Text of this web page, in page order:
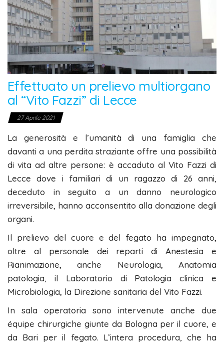
Effettuato un prelievo multiorgano
al “Vito Fazzi” di Lecce
27 Aprile 2021
La generosità e l’umanità di una famiglia che
davanti a una perdita straziante offre una possibilità
di vita ad altre persone: è accaduto al Vito Fazzi di
Lecce dove i familiari di un ragazzo di 26 anni,
deceduto in seguito a un danno neurologico
irreversibile, hanno acconsentito alla donazione degli
organi.
Il prelievo del cuore e del fegato ha impegnato,
oltre al personale dei reparti di Anestesia e
Rianimazione, anche Neurologia, Anatomia
patologia, il Laboratorio di Patologia clinica e
Microbiologia, la Direzione sanitaria del Vito Fazzi.
In sala operatoria sono intervenute anche due
équipe chirurgiche giunte da Bologna per il cuore, e
da Bari per il fegato. L’intera procedura, che ha